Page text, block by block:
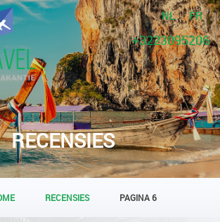
NL FR
+3223095206
RECENSIES
RECENSIES PAGINA 6